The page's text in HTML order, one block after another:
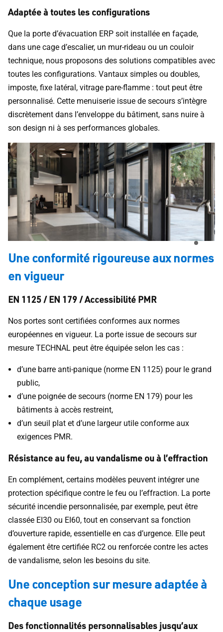
Adaptée à toutes les configurations
Que la porte d’évacuation ERP soit installée en façade,
dans une cage d’escalier, un mur-rideau ou un couloir
technique, nous proposons des solutions compatibles avec
toutes les configurations. Vantaux simples ou doubles,
imposte, fixe latéral, vitrage pare-flamme : tout peut être
personnalisé. Cette menuiserie issue de secours s’intègre
discrètement dans l’enveloppe du bâtiment, sans nuire à
son design ni à ses performances globales.
Une conformité rigoureuse aux normes
en vigueur
EN 1125 / EN 179 / Accessibilité PMR
Nos portes sont certifiées conformes aux normes
européennes en vigueur. La porte issue de secours sur
mesure TECHNAL peut être équipée selon les cas :
d’une barre anti-panique (norme EN 1125) pour le grand
public,
d’une poignée de secours (norme EN 179) pour les
bâtiments à accès restreint,
d’un seuil plat et d’une largeur utile conforme aux
exigences PMR.
Résistance au feu, au vandalisme ou à l’effraction
En complément, certains modèles peuvent intégrer une
protection spécifique contre le feu ou l’effraction. La porte
sécurité incendie personnalisée, par exemple, peut être
classée EI30 ou EI60, tout en conservant sa fonction
d’ouverture rapide, essentielle en cas d’urgence. Elle peut
également être certifiée RC2 ou renforcée contre les actes
de vandalisme, selon les besoins du site.
Une conception sur mesure adaptée à
chaque usage
Des fonctionnalités personnalisables jusqu’aux